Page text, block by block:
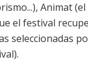
Animat
el festival
seleccionadas